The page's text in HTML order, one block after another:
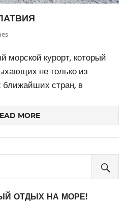
курорт, который
не только из
ближайших стран, в
MORE
ОТДЫХ НА МОРЕ!